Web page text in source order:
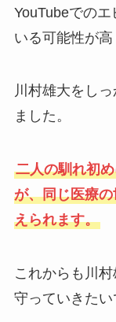
YouTubeでの
いる可能性が高
川村雄大をし
ました。
二人の馴れ初
が、同じ医療
えられます。
これからも川
守っていきたい